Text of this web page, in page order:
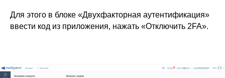
Для этого в блоке «Двухфакторная аутентификация»
ввести код из приложения, нажать «Отключить 2FA».